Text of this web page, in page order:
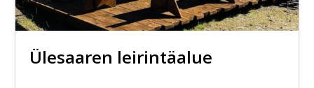
Ülesaaren leirintäalue